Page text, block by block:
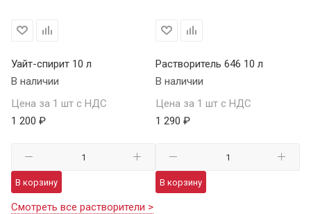
Уайт-спирит 10 л
В наличии
Цена за 1 шт с НДС
1 200 ₽
В корзину
Растворитель 646 10 л
В наличии
Цена за 1 шт с НДС
1 290 ₽
В корзину
Смотреть все растворители >